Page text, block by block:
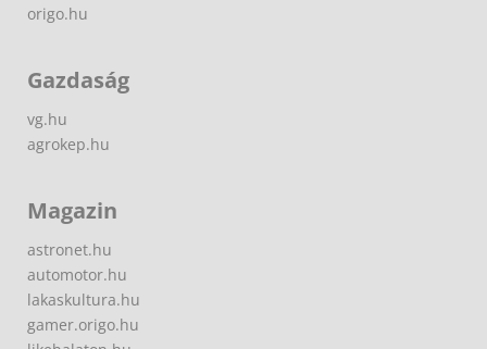
origo.hu
Gazdaság
vg.hu
agrokep.hu
Magazin
astronet.hu
automotor.hu
lakaskultura.hu
gamer.origo.hu